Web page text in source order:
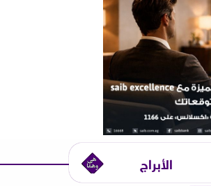
الأبراج